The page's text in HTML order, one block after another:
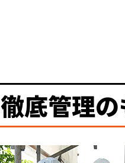
徹底管理